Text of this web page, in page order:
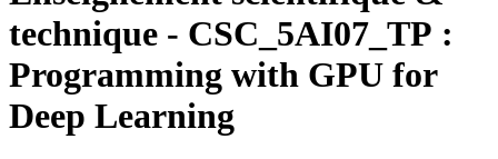
technique - CSC_5AI07_TP :
Programming with GPU for
Deep Learning